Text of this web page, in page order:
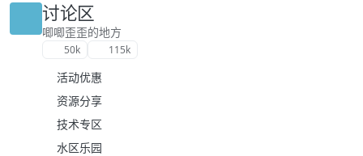
讨论区
唧唧歪歪的地方
50k 115k
活动优惠
资源分享
技术专区
水区乐园